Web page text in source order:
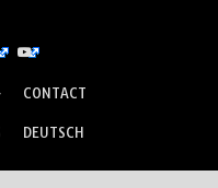
CONTACT
DEUTSCH